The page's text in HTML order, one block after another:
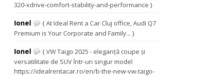
320-xdrive-comfort-stability-and-performance }
Ionel
{ At Ideal Rent a Car Cluj office, Audi Q7
Premium is Your Corporate and Family... }
Ionel
{ VW Taigo 2025 - eleganță coupe și
versatilitate de SUV într-un singur model
https://idealrentacar.ro/en/b-the-new-vw-taigo-